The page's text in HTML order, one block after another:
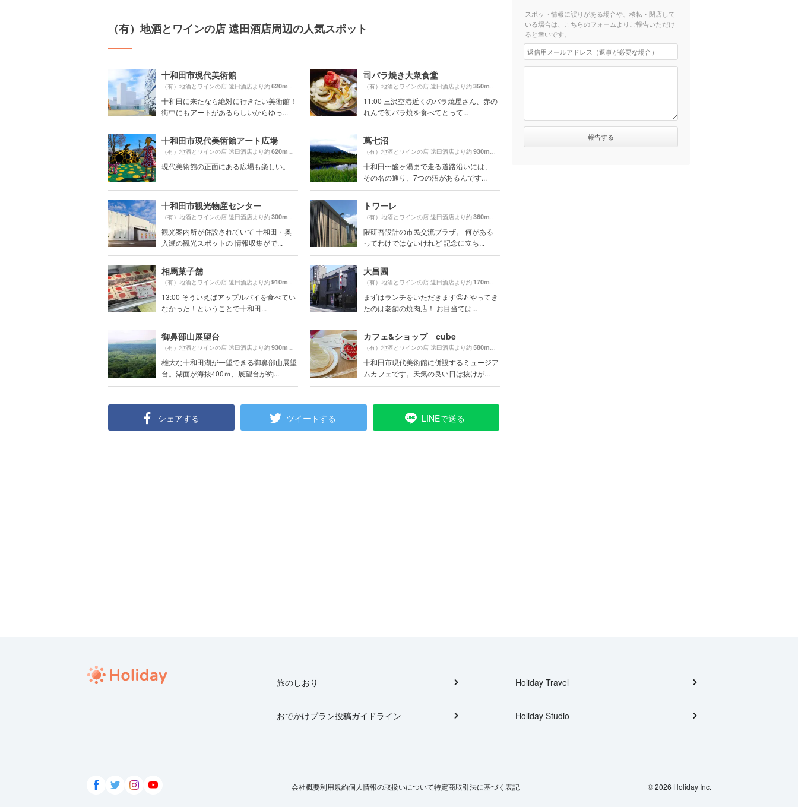
（有）地酒とワインの店 遠田酒店周辺の人気スポット
十和田市現代美術館
（有）地酒とワインの店 遠田酒店より約620m （徒歩11分）
十和田に来たなら絶対に行きたい美術館！
街中にもアートがあるらしいからゆっ...
司バラ焼き大衆食堂
（有）地酒とワインの店 遠田酒店より約350m （徒歩6分）
11:00 三沢空港近くのバラ焼屋さん、赤の
れんで初バラ焼を食べてとって...
十和田市現代美術館アート広場
（有）地酒とワインの店 遠田酒店より約620m （徒歩11分）
現代美術館の正面にある広場も楽しい。
蔦七沼
（有）地酒とワインの店 遠田酒店より約930m （徒歩16分）
十和田〜酸ヶ湯まで走る道路沿いには、
その名の通り、7つの沼があるんです...
十和田市観光物産センター
（有）地酒とワインの店 遠田酒店より約300m （徒歩5分）
観光案内所が併設されていて 十和田・奥
入瀬の観光スポットの 情報収集がで...
トワーレ
（有）地酒とワインの店 遠田酒店より約360m （徒歩7分）
隈研吾設計の市民交流プラザ。 何がある
ってわけではないけれど 記念に立ち...
相馬菓子舗
（有）地酒とワインの店 遠田酒店より約910m （徒歩16分）
13:00 そういえばアップルパイを食べてい
なかった！ということで十和田...
大昌園
（有）地酒とワインの店 遠田酒店より約170m （徒歩3分）
まずはランチをいただきます🤤♪ やってき
たのは老舗の焼肉店！ お目当ては...
御鼻部山展望台
（有）地酒とワインの店 遠田酒店より約930m （徒歩16分）
雄大な十和田湖が一望できる御鼻部山展望
台。湖面が海抜400ｍ、展望台が約...
カフェ&ショップ cube
（有）地酒とワインの店 遠田酒店より約580m （徒歩10分）
十和田市現代美術館に併設するミュージア
ムカフェです。天気の良い日は抜けが...
シェアする ツイートする LINEで送る
スポット情報に誤りがある場合や、移転・閉店して
いる場合は、こちらのフォームよりご報告いただけ
ると幸いです。
旅のしおり
おでかけプラン投稿ガイドライン
Holiday Travel
Holiday Studio
会社概要利用規約個人情報の取扱いについて特定商取引法に基づく表記 © 2026 Holiday Inc.